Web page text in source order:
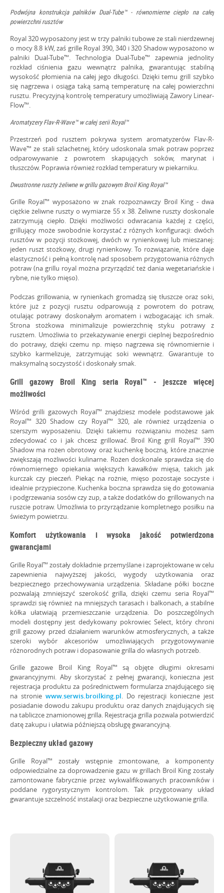
Podwójna konstrukcja palników Dual-Tube™ - równomierne ciepło na całej
powierzchni rusztów
Royal 320 wyposażony jest w trzy palniki tubowe ze stali nierdzewnej
o mocy 8.8 kW, zaś grille Royal 390, 340 i 320 Shadow wyposażono w
palniki Dual-Tube™. Technologia Dual-Tube™ zapewnia jednolity
rozkład ciśnienia gazu wewnątrz palnika, gwarantując stabilną
wysokość płomienia na całej jego długości. Dzięki temu grill szybko
się nagrzewa i osiąga taką samą temperaturę na całej powierzchni
rusztu. Precyzyjną kontrolę temperatury umożliwiają Zawory Linear-
Flow™.
Aromatyzery Flav-R-Wave™ w całej serii Royal™
Przestrzeń pod rusztem pokrywa system aromatyzerów Flav-R-
Wave™ ze stali szlachetnej, który udoskonala smak potraw poprzez
odparowywanie z powrotem skapujących soków, marynat i
tłuszczów. Poprawia również rozkład temperatury w piekarniku.
Dwustronne ruszty żeliwne w grillu gazowym Broil King Royal™
Grille Royal™ wyposażono w znak rozpoznawczy Broil King - dwa
ciężkie żeliwne ruszty o wymiarze 55 x 38. Żeliwne ruszty doskonale
zatrzymują ciepło. Dzięki możliwości odwracania każdej z części,
grillujący może swobodnie korzystać z różnych konfiguracji: dwóch
rusztów w pozycji stożkowej, dwóch w rynienkowej lub mieszanej:
jeden ruszt stożkowy, drugi rynienkowy. To rozwiązanie, które daje
elastyczność i pełną kontrolę nad sposobem przygotowania różnych
potraw (na grillu royal można przyrządzić też dania wegetariańskie i
rybne, nie tylko mięso).
Podczas grillowania, w rynienkach gromadzą się tłuszcze oraz soki,
które już z pozycji rusztu odparowują z powrotem do potraw,
otulając potrawy doskonałym aromatem i wzbogacając ich smak.
Strona stożkowa minimalizuje powierzchnię styku potrawy z
rusztem. Umożliwia to przekazywanie energii cieplnej bezpośrednio
do potrawy, dzięki czemu np. mięso nagrzewa się równomiernie i
szybko karmelizuje, zatrzymując soki wewnątrz. Gwarantuje to
maksymalną soczystość i doskonały smak.
Grill gazowy Broil King seria Royal™ - jeszcze więcej
możliwości
Wśród grilli gazowych Royal™ znajdziesz modele podstawowe jak
Royal™ 320 Shadow czy Royal™ 320, ale również urządzenia o
szerszym wyposażeniu. Dzięki takiemu rozwiązaniu możesz sam
zdecydować co i jak chcesz grillować. Broil King grill Royal™ 390
Shadow ma rożen obrotowy oraz kuchenkę boczną, które znacznie
zwiększają możliwości kulinarne. Rożen doskonale sprawdza się do
równomiernego opiekania większych kawałków mięsa, takich jak
kurczak czy pieczeń. Piekąc na rożnie, mięso pozostaje soczyste i
idealnie przypieczone. Kuchenka boczna sprawdza się do gotowania
i podgrzewania sosów czy zup, a także dodatków do grillowanych na
ruszcie potraw. Umożliwia to przyrządzanie kompletnego posiłku na
świeżym powietrzu.
Komfort użytkowania i wysoka jakość potwierdzona
gwarancjami
Grille Royal™ zostały dokładnie przemyślane i zaprojektowane w celu
zapewnienia najwyższej jakości, wygody użytkowania oraz
bezpiecznego przechowywania urządzenia. Składane półki boczne
pozwalają zmniejszyć szerokość grilla, dzięki czemu seria Royal™
sprawdzi się również na mniejszych tarasach i balkonach, a stabilne
kółka ułatwiają przemieszczanie urządzenia. Do poszczególnych
modeli dostępny jest dedykowany pokrowiec Select, który chroni
grill gazowy przed działaniem warunków atmosferycznych, a także
szeroki wybór akcesoriów umożliwiających przygotowywanie
różnorodnych potraw i dopasowanie grilla do własnych potrzeb.
Grille gazowe Broil King Royal™ są objęte długimi okresami
gwarancyjnymi. Aby skorzystać z pełnej gwarancji, konieczna jest
rejestracja produktu za pośrednictwem formularza znajdującego się
na stronie www.serwis.broilking.pl. Do rejestracji konieczne jest
posiadanie dowodu zakupu produktu oraz danych znajdujących się
na tabliczce znamionowej grilla. Rejestracja grilla pozwala potwierdzić
datę zakupu i ułatwia późniejszą obsługę gwarancyjną.
Bezpieczny układ gazowy
Grille Royal™ zostały wstępnie zmontowane, a komponenty
odpowiedzialne za doprowadzenie gazu w grillach Broil King zostały
zamontowane fabrycznie przez wykwalifikowanych pracowników i
poddane rygorystycznym kontrolom. Tak przygotowany układ
gwarantuje szczelność instalacji oraz bezpieczne użytkowanie grilla.